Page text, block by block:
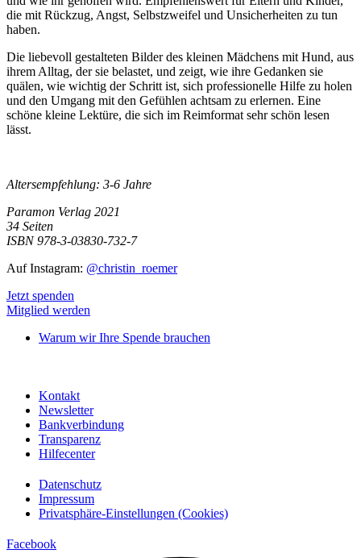
die mit Rückzug, Angst, Selbstzweifel und Unsicherheiten zu tun
haben.
Die liebevoll gestalteten Bilder des kleinen Mädchens mit Hund, aus
ihrem Alltag, der sie belastet, und zeigt, wie ihre Gedanken sie
quälen, wie wichtig der Schritt ist, sich professionelle Hilfe zu holen
und den Umgang mit den Gefühlen achtsam zu erlernen. Eine
schöne kleine Lektüre, die sich im Reimformat sehr schön lesen
lässt.
Altersempfehlung: 3-6 Jahre
Paramon Verlag 2021
34 Seiten
ISBN 978-3-03830-732-7
Auf Instagram: @christin_roemer
Jetzt spenden
Mitglied werden
Warum wir Ihre Spende brauchen
Kontakt
Newsletter
Bankverbindung
Transparenz
Hilfecenter
Datenschutz
Impressum
Privatsphäre-Einstellungen (Cookies)
Facebook